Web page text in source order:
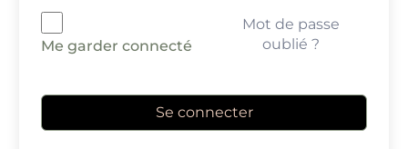
Me garder connecté
Mot de passe
oublié ?
Se connecter